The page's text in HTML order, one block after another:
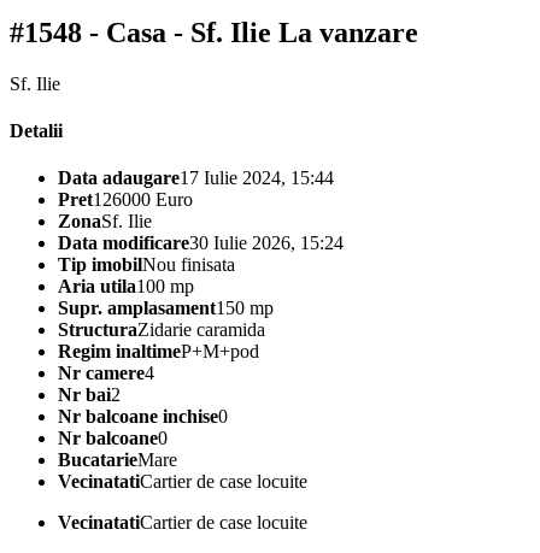
#1548 - Casa - Sf. Ilie La vanzare
Sf. Ilie
Detalii
Data adaugare17 Iulie 2024, 15:44
Pret126000 Euro
ZonaSf. Ilie
Data modificare30 Iulie 2026, 15:24
Tip imobilNou finisata
Aria utila100 mp
Supr. amplasament150 mp
StructuraZidarie caramida
Regim inaltimeP+M+pod
Nr camere4
Nr bai2
Nr balcoane inchise0
Nr balcoane0
BucatarieMare
VecinatatiCartier de case locuite
VecinatatiCartier de case locuite